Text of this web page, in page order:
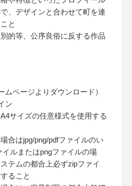
、デザインと合わせて町を連
と
的等、公序良俗に反する作品
ムページよりダウンロード）
ン
サイズの任意様式を使用する
合はjpg/png/pdfファイルのい
ルまたはpngファイルの場
テムの都合上必ずzipファイ
ること